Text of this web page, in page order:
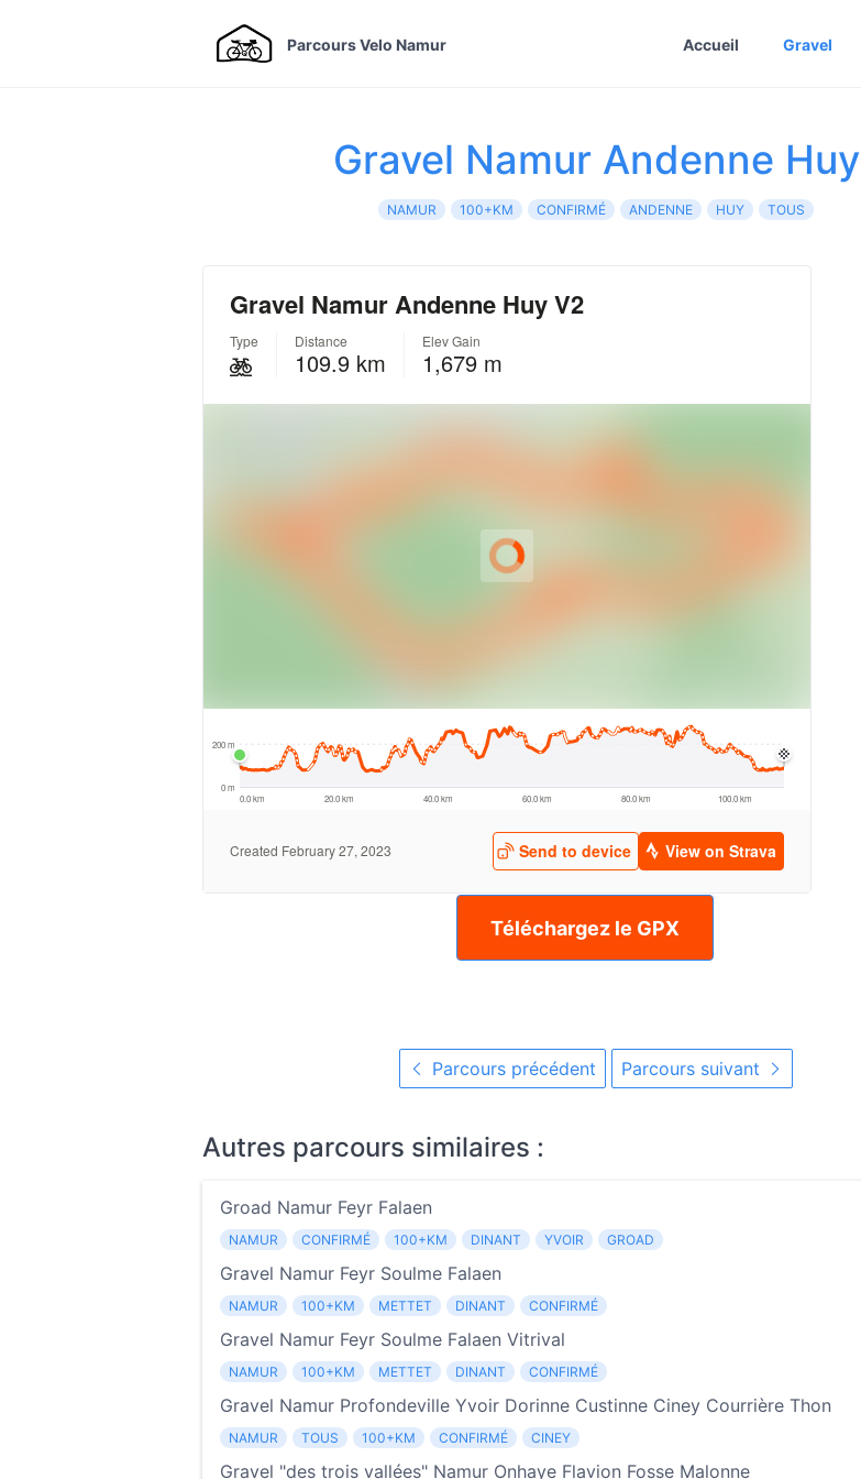
Parcours Velo Namur Accueil Gravel
Gravel Namur Andenne Huy
NAMUR 100+KM CONFIRMÉ ANDENNE HUY TOUS
Téléchargez le GPX
Parcours précédent Parcours suivant
Autres parcours similaires :
Groad Namur Feyr Falaen
NAMUR CONFIRMÉ 100+KM DINANT YVOIR GROAD
Gravel Namur Feyr Soulme Falaen
NAMUR 100+KM METTET DINANT CONFIRMÉ
Gravel Namur Feyr Soulme Falaen Vitrival
NAMUR 100+KM METTET DINANT CONFIRMÉ
Gravel Namur Profondeville Yvoir Dorinne Custinne Ciney Courrière Thon
NAMUR TOUS 100+KM CONFIRMÉ CINEY
Gravel "des trois vallées" Namur Onhaye Flavion Fosse Malonne